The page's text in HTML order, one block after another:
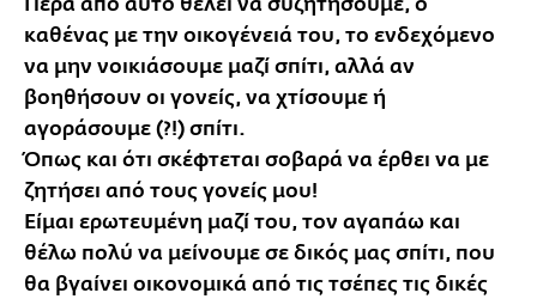
Πέρα από αυτό θέλει να συζητήσουμε, ο
καθένας με την οικογένειά του, το ενδεχόμενο
να μην νοικιάσουμε μαζί σπίτι, αλλά αν
βοηθήσουν οι γονείς, να χτίσουμε ή
αγοράσουμε (?!) σπίτι.
Όπως και ότι σκέφτεται σοβαρά να έρθει να με
ζητήσει από τους γονείς μου!
Είμαι ερωτευμένη μαζί του, τον αγαπάω και
θέλω πολύ να μείνουμε σε δικός μας σπίτι, που
θα βγαίνει οικονομικά από τις τσέπες τις δικές